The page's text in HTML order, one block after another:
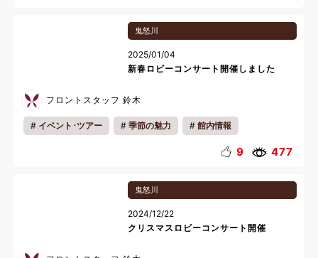
鬼怒川
2025/01/04
新春ロビーコンサート開催しました
フロントスタッフ 鈴木
イベント･ツアー 季節の魅力 館内情報
年末年始 9 477
鬼怒川
2024/12/22
クリスマスロビーコンサート開催